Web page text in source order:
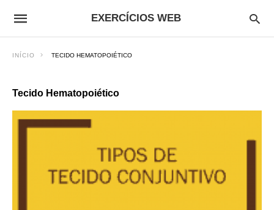
EXERCÍCIOS WEB
INÍCIO TECIDO HEMATOPOIÉTICO
Tecido Hematopoiético